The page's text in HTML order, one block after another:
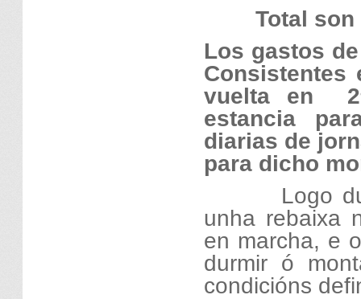
Total
Los gastos
vuelta en
estancia
diarias de
para dicho
Logo
unha rebaixa
en marcha, e
durmir ó
condicións